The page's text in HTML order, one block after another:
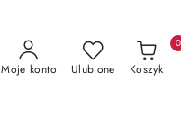
Moje konto Ulubione Koszyk
0